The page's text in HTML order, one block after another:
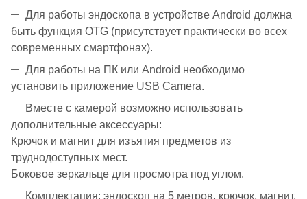
Для работы эндоскопа в устройстве Android должна
быть функция OTG (присутствует практически во всех
современных смартфонах).
Для работы на ПК или Android необходимо
установить приложение USB Camera.
Вместе с камерой возможно использовать
дополнительные аксессуары:
Крючок и магнит для изъятия предметов из
труднодоступных мест.
Боковое зеркальце для просмотра под углом.
Комплектация: эндоскоп на 5 метров, крючок, магнит,